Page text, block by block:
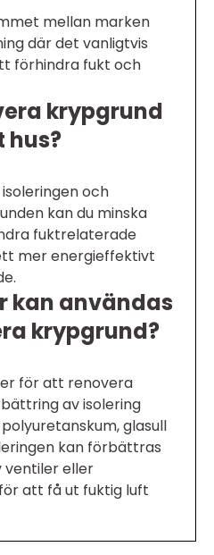
mellan marken
där det vanligtvis
förhindra fukt och
krypgrund
och
kan du minska
fuktrelaterade
mer energieffektivt
kan användas
krypgrund?
för att renovera
av isolering
glasull
kan förbättras
ventiler eller
att få ut fuktig luft